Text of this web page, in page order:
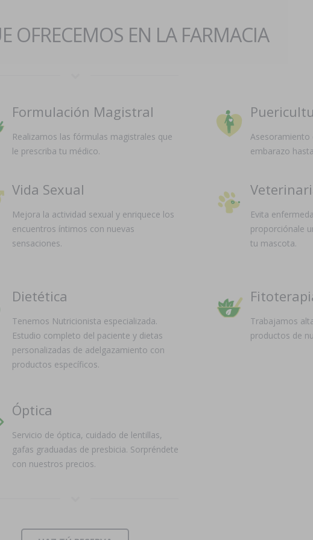
OFRECEMOS EN LA FARMACIA
Formulación Magistral
Realizamos las fórmulas magistrales que
le prescriba tu médico.
Asesoramiento
embarazo
Vida Sexual
Mejora la actividad sexual y enriquece los
encuentros íntimos con nuevas
sensaciones.
Evita
proporciónale
tu mascota.
Dietética
Tenemos Nutricionista especializada.
Estudio completo del paciente y dietas
personalizadas de adelgazamiento con
productos específicos.
Trabajamos
productos de
Óptica
Servicio de óptica, cuidado de lentillas,
gafas graduadas de presbicia. Sorpréndete
con nuestros precios.